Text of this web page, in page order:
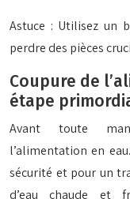
Astuce : Utilisez un
perdre des pièces
Coupure de
étape
Avant toute
l’alimentation en
sécurité et pour un
d’eau chaude et